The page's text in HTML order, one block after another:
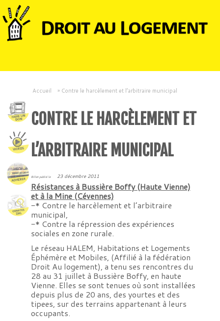
Accueil » Contre le harcèlement et l’arbitraire municipal
CONTRE LE HARCÈLEMENT ET
L’ARBITRAIRE MUNICIPAL
Billet publié le 23 décembre 2011
Résistances à Bussière Boffy (Haute Vienne)
et à la Mine (Cévennes)
-* Contre le harcèlement et l’arbitraire
municipal,
-* Contre la répression des expériences
sociales en zone rurale.
Le réseau HALEM, Habitations et Logements
Éphémère et Mobiles, (Affilié à la fédération
Droit Au logement), a tenu ses rencontres du
28 au 31 juillet à Bussière Boffy, en haute
Vienne. Elles se sont tenues où sont installées
depuis plus de 20 ans, des yourtes et des
tipees, sur des terrains appartenant à leurs
occupants.